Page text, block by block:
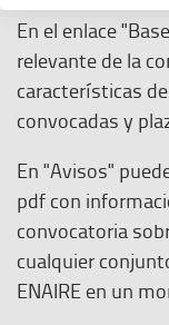
En el enlace
relevante de la
características
convocadas y
En "Avisos"
pdf con
convocatoria
cualquier
ENAIRE en un